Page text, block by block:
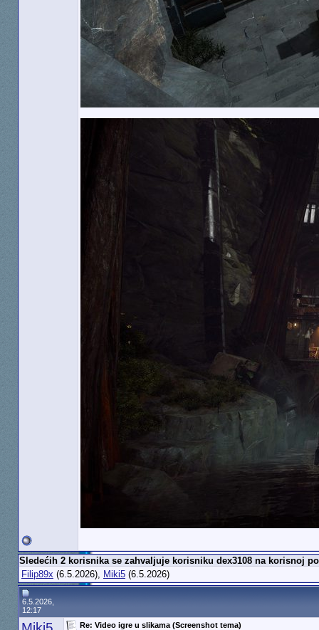
Sledećih 2 korisnika se zahvaljuje korisniku dex3108 na korisnoj
Filip89x (6.5.2026), Miki5(6.5.2026)
6.5.2026,
12:17
Re: Video igre u slikama (Screenshot tema)